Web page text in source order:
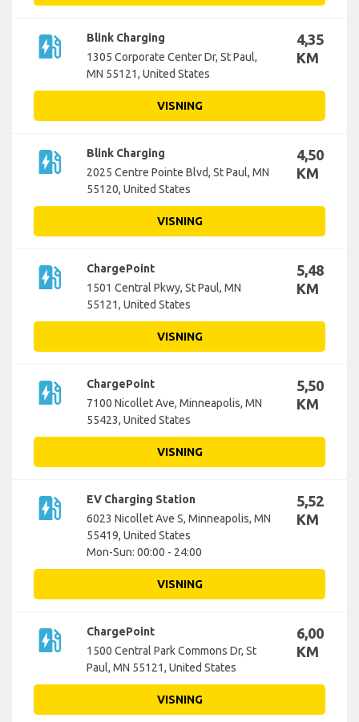
ev_station
Blink Charging
1305 Corporate Center Dr, St Paul,
MN 55121, United States
4,35
KM
VISNING
ev_station
Blink Charging
2025 Centre Pointe Blvd, St Paul, MN
55120, United States
4,50
KM
VISNING
ev_station
ChargePoint
1501 Central Pkwy, St Paul, MN
55121, United States
5,48
KM
VISNING
ev_station
ChargePoint
7100 Nicollet Ave, Minneapolis, MN
55423, United States
5,50
KM
VISNING
ev_station
EV Charging Station
6023 Nicollet Ave S, Minneapolis, MN
55419, United States
Mon-Sun: 00:00 - 24:00
5,52
KM
VISNING
ev_station
ChargePoint
1500 Central Park Commons Dr, St
Paul, MN 55121, United States
6,00
KM
VISNING